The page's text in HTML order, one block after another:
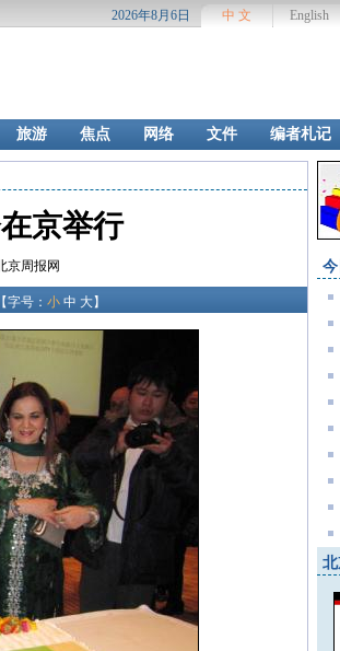
English
中 文
2026年8月6日
旅游 焦点 网络 文件 编者札记
京举行
京周报网
【字号： 小 中 大】
今
北